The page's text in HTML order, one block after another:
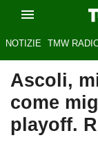
NOTIZIE TMW
Ascoli,
come
playoff.